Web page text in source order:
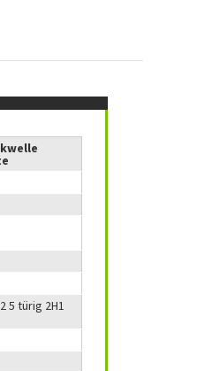
5 türig 2H1